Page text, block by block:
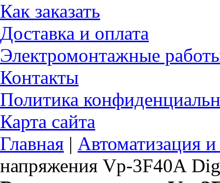
Как заказать
Доставка и оплата
Электромонтажные
Контакты
Политика
Карта сайта
Главная | Автоматизация
напряжения Vp-3F40А